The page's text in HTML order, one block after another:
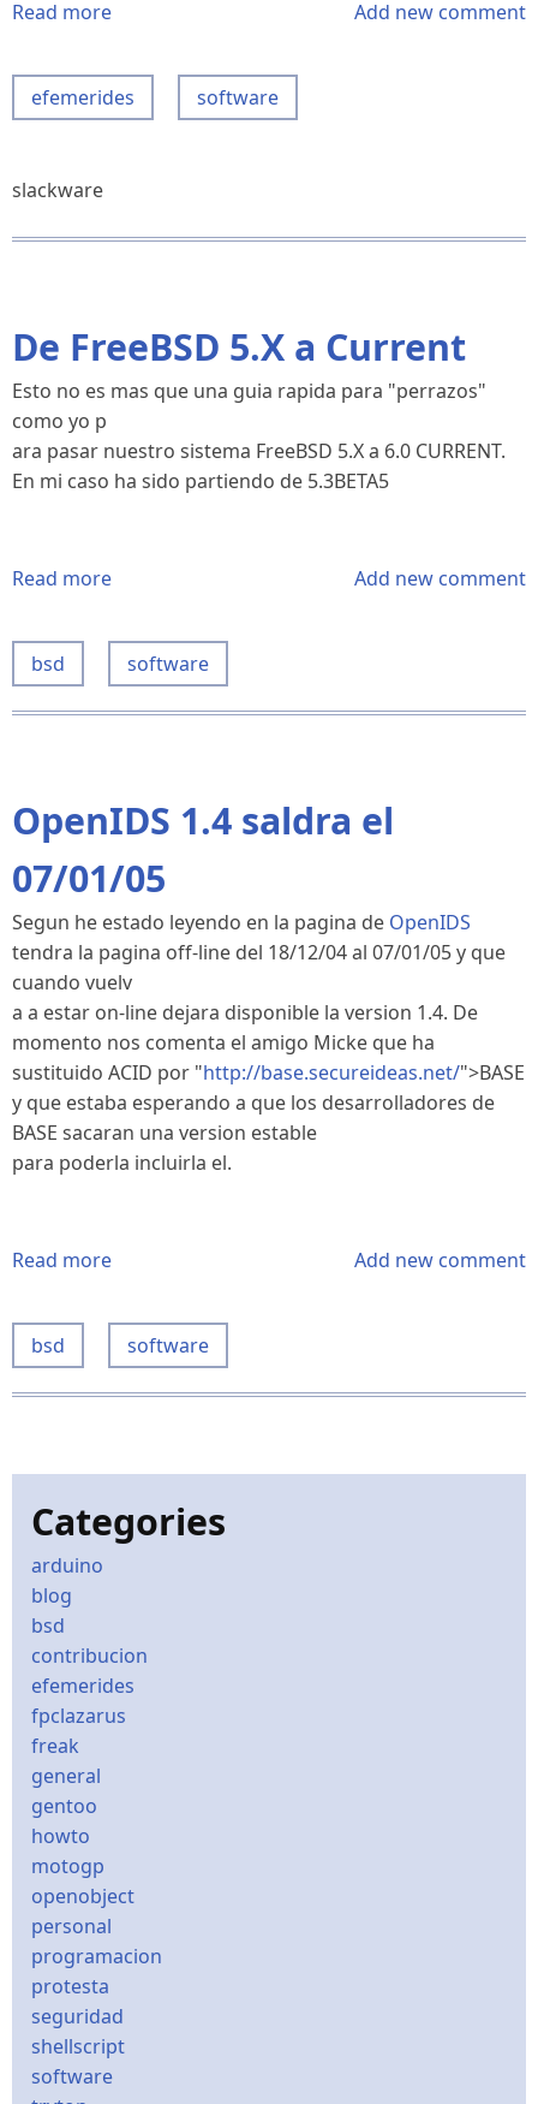
Read more
Volkerding
is
Add new comment
efemerides software
slackware
De FreeBSD 5.X a Current
Esto no es mas que una guia rapida para "perrazos"
como yo p
ara pasar nuestro sistema FreeBSD 5.X a 6.0 CURRENT.
En mi caso ha sido partiendo de 5.3BETA5
Read more
FreeBSD
5.X
Add new comment
bsd software
OpenIDS 1.4 saldra el
07/01/05
Segun he estado leyendo en la pagina de OpenIDS
tendra la pagina off-line del 18/12/04 al 07/01/05 y que
cuando vuelv
a a estar on-line dejara disponible la version 1.4. De
momento nos comenta el amigo Micke que ha
sustituido ACID por "http://base.secureideas.net/">BASE
y que estaba esperando a que los desarrolladores de
BASE sacaran una version estable
para poderla incluirla el.
Read more
1.4
saldra
Add new comment
bsd software
Categories
arduino
blog
bsd
contribucion
efemerides
fpclazarus
freak
general
gentoo
howto
motogp
openobject
personal
programacion
protesta
seguridad
shellscript
software